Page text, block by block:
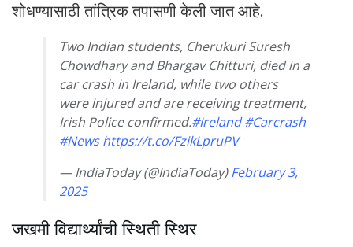
शोधण्यासाठी तांत्रिक तपासणी केली जात आहे.
Two Indian students, Cherukuri Suresh
Chowdhary and Bhargav Chitturi, died in a
car crash in Ireland, while two others
were injured and are receiving treatment,
Irish Police confirmed.#Ireland #Carcrash
#News https://t.co/FzikLpruPV
— IndiaToday (@IndiaToday)February 3,
2025
जखमी विद्यार्थ्यांची स्थिती स्थिर